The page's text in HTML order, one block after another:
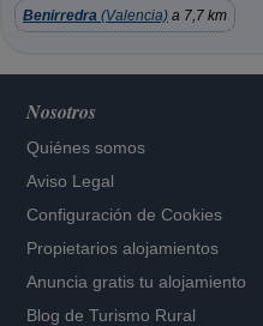
Benirredra (Valencia) a 7,7 km
Nosotros
Quiénes somos
Aviso Legal
Configuración de Cookies
Propietarios alojamientos
Anuncia gratis tu alojamiento
Blog de Turismo Rural